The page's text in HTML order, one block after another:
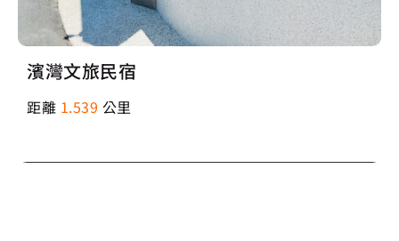
濱灣文旅民宿
距離 1.539 公里